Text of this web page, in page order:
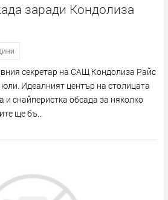
заради Кондолиза
секретар на САЩ Кондолиза Райс
Идеалният център на столицата
и снайперистка обсада за няколко
ще бъ...